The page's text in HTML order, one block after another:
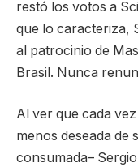
restó los votos a
que lo caracteriza,
al patrocinio de
Brasil. Nunca
Al ver que cada
menos deseada de
consumada–